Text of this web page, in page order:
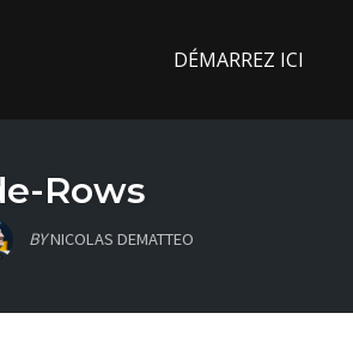
DÉMARREZ ICI
Rows
BYNICOLAS DEMATTEO